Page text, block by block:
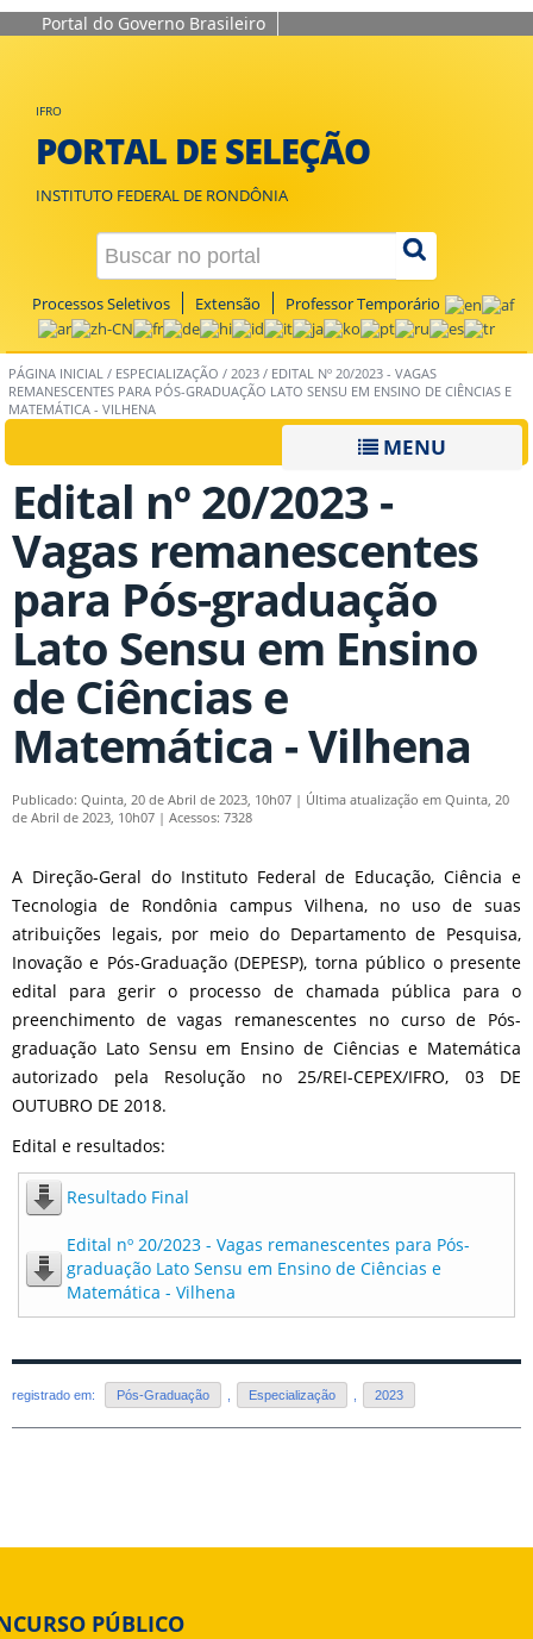
Portal do Governo Brasileiro
IFRO
PORTAL DE SELEÇÃO
INSTITUTO FEDERAL DE RONDÔNIA
Processos Seletivos Extensão Professor Temporário
PÁGINA INICIAL / ESPECIALIZAÇÃO / 2023 / EDITAL Nº 20/2023 - VAGAS
REMANESCENTES PARA PÓS-GRADUAÇÃO LATO SENSU EM ENSINO DE CIÊNCIAS E
MATEMÁTICA - VILHENA
MENU
Edital nº 20/2023 -
Vagas remanescentes
para Pós-graduação
Lato Sensu em Ensino
de Ciências e
Matemática - Vilhena
Publicado: Quinta, 20 de Abril de 2023, 10h07 | Última atualização em Quinta, 20
de Abril de 2023, 10h07 | Acessos: 7328
A Direção-Geral do Instituto Federal de Educação, Ciência e
Tecnologia de Rondônia campus Vilhena, no uso de suas
atribuições legais, por meio do Departamento de Pesquisa,
Inovação e Pós-Graduação (DEPESP), torna público o presente
edital para gerir o processo de chamada pública para o
preenchimento de vagas remanescentes no curso de Pós-
graduação Lato Sensu em Ensino de Ciências e Matemática
autorizado pela Resolução no 25/REI-CEPEX/IFRO, 03 DE
OUTUBRO DE 2018.
Edital e resultados:
Resultado Final
Edital nº 20/2023 - Vagas remanescentes para Pós-
graduação Lato Sensu em Ensino de Ciências e
Matemática - Vilhena
registrado em: Pós-Graduação , Especialização , 2023
PÚBLICO